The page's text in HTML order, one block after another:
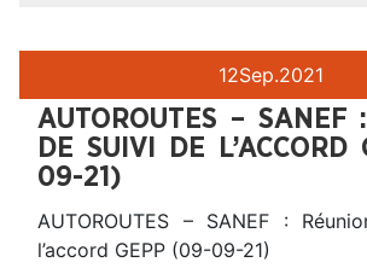
12Sep.2021
AUTOROUTES – SANEF
DE SUIVI DE
09-21)
AUTOROUTES – SANEF :
l’accord GEPP (09-09-21)